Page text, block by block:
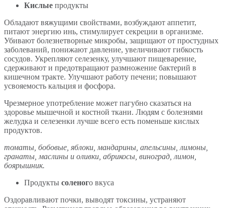
Кислые продукты
Обладают вяжущими свойствами, возбуждают аппетит,
питают энергию инь, стимулирует секреции в организме.
Убивают болезнетворные микробы, защищают от простудных
заболеваний, понижают давление, увеличивают гибкость
сосудов. Укрепляют селезенку, улучшают пищеварение,
сдерживают и предотвращают размножение бактерий в
кишечном тракте. Улучшают работу печени; повышают
усвояемость кальция и фосфора.
Чрезмерное употребление может пагубно сказаться на
здоровье мышечной и костной ткани. Людям с болезнями
желудка и селезенки лучше всего есть поменьше кислых
продуктов.
томаты, бобовые, яблоки, мандарины, апельсины, лимоны,
гранаты, маслины и оливки, абрикосы, виноград, лимон,
боярышник.
Продукты соленого вкуса
Оздоравливают почки, выводят токсины, устраняют